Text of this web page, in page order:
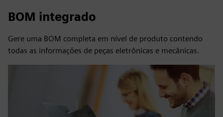
BOM integrado
Gere uma BOM completa em nível de produto contendo
todas as informações de peças eletrônicas e mecânicas.